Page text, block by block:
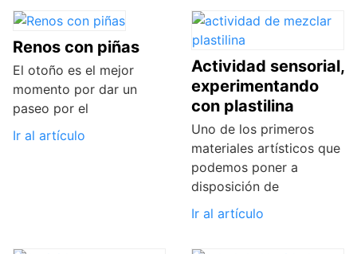
Renos con piñas
El otoño es el mejor
momento por dar un
paseo por el
Ir al artículo
Actividad sensorial,
experimentando
con plastilina
Uno de los primeros
materiales artísticos que
podemos poner a
disposición de
Ir al artículo